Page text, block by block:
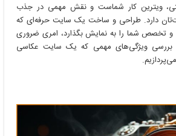
ویترین کار شماست و نقش مهمی در جذب
دارد. طراحی و ساخت یک سایت حرفه‌ای که
و تخصص شما را به نمایش بگذارد، امری ضروری
بررسی ویژگی‌های مهمی که یک سایت عکاسی